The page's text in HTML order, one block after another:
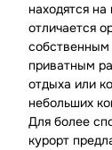
находятся
отличается
приватным
отдыха или
небольших
Для более
курорт